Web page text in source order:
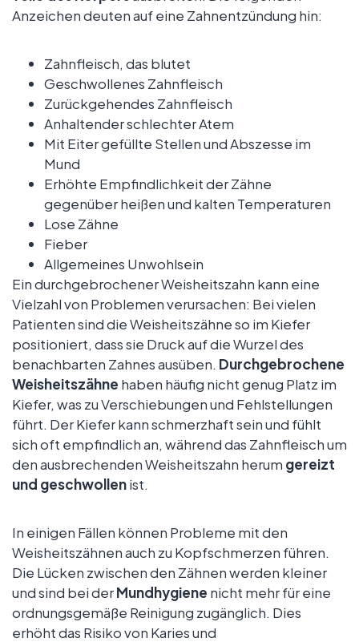
Anzeichen deuten auf eine Zahnentzündung hin:
Zahnfleisch, das blutet
Geschwollenes Zahnfleisch
Zurückgehendes Zahnfleisch
Anhaltender schlechter Atem
Mit Eiter gefüllte Stellen und Abszesse im
Mund
Erhöhte Empfindlichkeit der Zähne
gegenüber heißen und kalten Temperaturen
Lose Zähne
Fieber
Allgemeines Unwohlsein
Ein durchgebrochener Weisheitszahn kann eine
Vielzahl von Problemen verursachen: Bei vielen
Patienten sind die Weisheitszähne so im Kiefer
positioniert, dass sie Druck auf die Wurzel des
benachbarten Zahnes ausüben. Durchgebrochene
Weisheitszähne haben häufig nicht genug Platz im
Kiefer, was zu Verschiebungen und Fehlstellungen
führt. Der Kiefer kann schmerzhaft sein und fühlt
sich oft empfindlich an, während das Zahnfleisch um
den ausbrechenden Weisheitszahn herum gereizt
und geschwollenist.
In einigen Fällen können Probleme mit den
Weisheitszähnen auch zu Kopfschmerzen führen.
Die Lücken zwischen den Zähnen werden kleiner
und sind bei derMundhygiene nicht mehr für eine
ordnungsgemäße Reinigung zugänglich. Dies
erhöht das Risiko von Karies und